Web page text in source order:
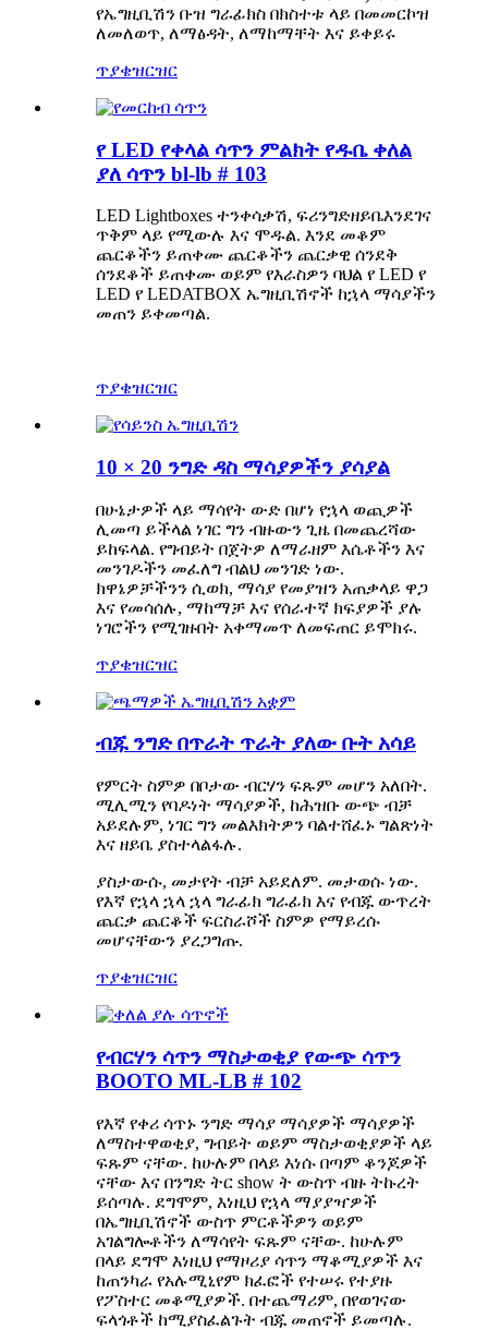
የኤግዚቢሽን ቡዝ ግራፊክስ በክስተቱ ላይ በመመርኮዝ
ለመለወጥ, ለማፅዳት, ለማከማቸት እና ይቀይሩ
ጥያቄዝርዝር
የ LED የቀላል ሳጥን ምልክት የዱቤ ቀለል
ያለ ሳጥን bl-lb # 103
LED Lightboxes ተንቀሳቃሽ, ፍሪንግድዘይቤእንደገና
ጥቅም ላይ የሚውሉ እና ሞዱል. እንደ መቆም
ጨርቆችን ይጠቀሙ ጨርቆችን ጨርቃዊ ሰንደቅ
ሰንደቆች ይጠቀሙ ወይም የእራስዎን ባህል የ LED የ
LED የ LEDATBOX ኤግዚቢሽኖች ከኋላ ማሳያችን
መጠን ይቀመጣል.
ጥያቄዝርዝር
10 × 20 ንግድ ዳስ ማሳያዎችን ያሳያል
በሁኔታዎች ላይ ማሳየት ውድ በሆነ የኋላ ወጪዎች
ሊመጣ ይችላል ነገር ግን ብዙውን ጊዜ በመጨረሻው
ይከፍላል. የግብይት በጀትዎ ለማራዘም እሴቶችን እና
መንገዶችን መፈለግ ብልህ መንገድ ነው.
ክዋኔዎቻችንን ሲወክ, ማሳያ የመያዝን አጠቃላይ ዋጋ
እና የመሳሰሉ, ማከማቻ እና የሰራተኛ ክፍያዎች ያሉ
ነገሮችን የሚገዙበት አቀማመጥ ለመፍጠር ይሞክሩ.
ጥያቄዝርዝር
ብጁ ንግድ በጥራት ጥራት ያለው ቡት አሳይ
የምርት ስምዎ በቦታው ብርሃን ፍጹም መሆን አለበት.
ሚሊሚን የባዶነት ማሳያዎች, ከሕዝቡ ውጭ ብቻ
አይደሉም, ነገር ግን መልእክትዎን ባልተሸፈኑ ግልጽነት
እና ዘይቤ ያስተላልፋሉ.
ያስታውሱ, መታየት ብቻ አይደለም. መታወሱ ነው.
የእኛ የኋላ ኋላ ኋላ ግራፊክ ግራፊክ እና የብጁ ውጥረት
ጨርቃ ጨርቆች ፍርስራሾች ስምዎ የማይረሱ
መሆናቸውን ያረጋግጡ.
ጥያቄዝርዝር
የብርሃን ሳጥን ማስታወቂያ የውጭ ሳጥን
BOOTO ML-LB # 102
የእኛ የቀሪ ሳጥኑ ንግድ ማሳያ ማሳያዎች ማሳያዎች
ለማስተዋወቂያ, ግብይት ወይም ማስታወቂያዎች ላይ
ፍጹም ናቸው. ከሁሉም በላይ እነሱ በጣም ቆንጆዎች
ናቸው እና በንግድ ትር show ት ውስጥ ብዙ ትኩረት
ይሰጣሉ. ደግሞም, እነዚህ የኋላ ማያያዣዎች
በኤግዚቢሽኖች ውስጥ ምርቶችዎን ወይም
አገልግሎቶችን ለማሳየት ፍጹም ናቸው. ከሁሉም
በላይ ደግሞ እነዚህ የማዞሪያ ሳጥን ማቆሚያዎች እና
ከጠንካራ የአሉሚኒየም ክፈፎች የተሠሩ የተያዙ
የፖስተር መቆሚያዎች. በተጨማሪም, በየወገናው
ፍላጎቶች ከሚያስፈልጉት ብጁ መጠኖች ይመጣሉ.